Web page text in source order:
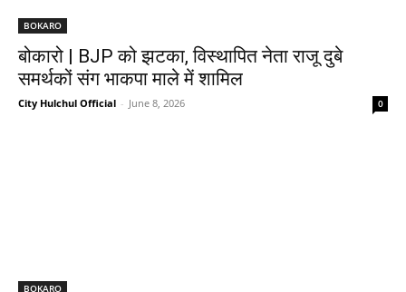
BOKARO
बोकारो | BJP को झटका, विस्थापित नेता राजू दुबे
समर्थकों संग भाकपा माले में शामिल
City Hulchul Official - June 8, 2026 0
BOKARO